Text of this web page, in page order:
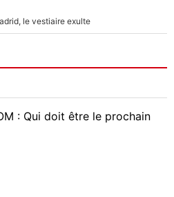
le vestiaire exulte
: Qui doit être le prochain